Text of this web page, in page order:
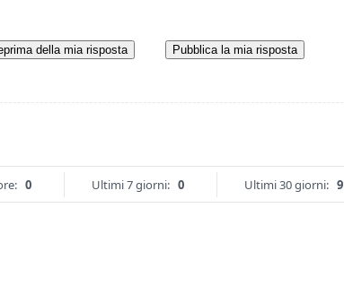
della mia risposta Pubblica la mia risposta
0 Ultimi 7 giorni: 0 Ultimi 30 giorni: 9